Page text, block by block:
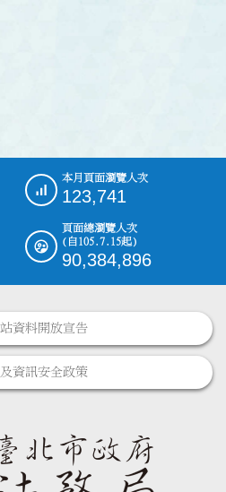
本月頁面瀏覽人次
123,741
頁面總瀏覽人次
(自105.7.15起)
90,384,896
資料開放宣告
資訊安全政策